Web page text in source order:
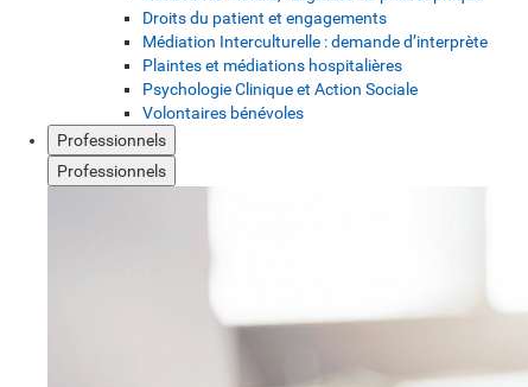
Droits du patient et engagements
Médiation Interculturelle : demande d’interprète
Plaintes et médiations hospitalières
Psychologie Clinique et Action Sociale
Volontaires bénévoles
Professionnels
Professionnels